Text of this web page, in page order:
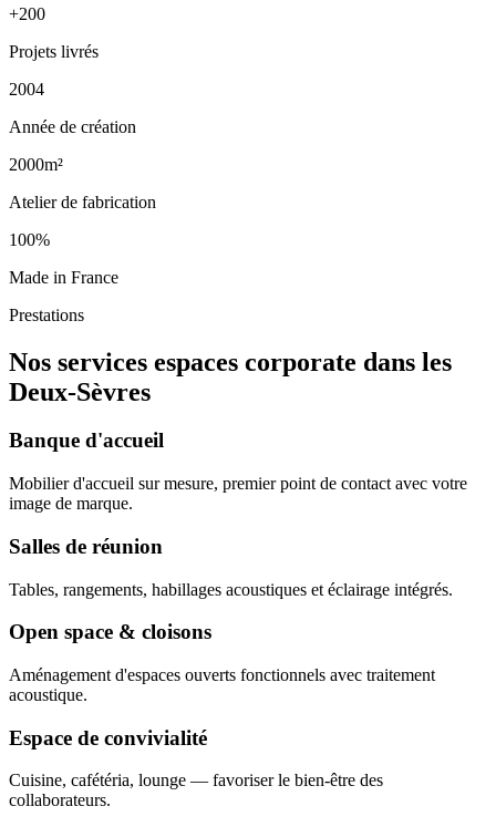
+200
Projets livrés
2004
Année de création
2000m²
Atelier de fabrication
100%
Made in France
Prestations
Nos services espaces corporate dans les
Deux-Sèvres
Banque d'accueil
Mobilier d'accueil sur mesure, premier point de contact avec votre
image de marque.
Salles de réunion
Tables, rangements, habillages acoustiques et éclairage intégrés.
Open space & cloisons
Aménagement d'espaces ouverts fonctionnels avec traitement
acoustique.
Espace de convivialité
Cuisine, cafétéria, lounge — favoriser le bien-être des
collaborateurs.